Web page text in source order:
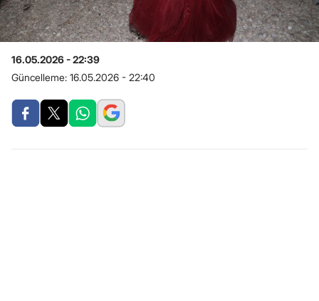
16.05.2026 - 22:39
Güncelleme: 16.05.2026 - 22:40